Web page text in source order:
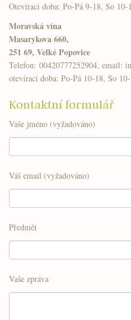
Otevíraci doba: Po-Pá 9-18, So 10-
Moravská vína
Masarykova 660,
251 69, Velké Popovice
Telefon: 00420777252904, email:
otevírací doba: Po-Pá 10-18, So
Kontaktní formulář
Vaše jméno (vyžadováno)
Váš email (vyžadováno)
Předmět
Vaše zpráva